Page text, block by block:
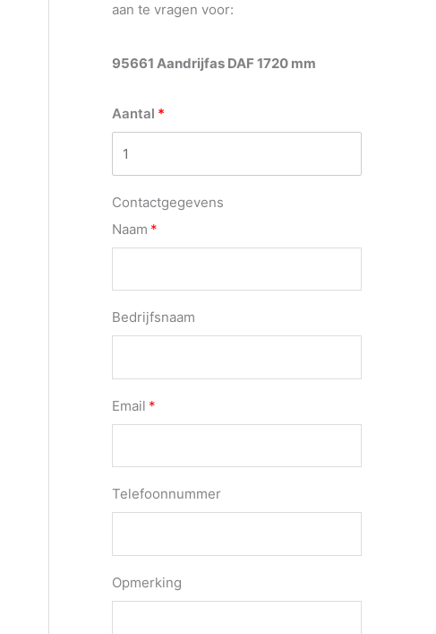
aan te vragen voor:
95661 Aandrijfas DAF 1720 mm
Aantal
Contactgegevens
Naam
Bedrijfsnaam
Email
Telefoonnummer
Opmerking